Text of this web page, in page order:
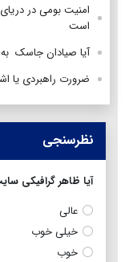
امنیت بومی در
است
آیا صیادان جاسک
ضرورت راهبردی یا
نظرسنجی
آیا ظاهر گرافیکی
عالی
خیلی خوب
خوب